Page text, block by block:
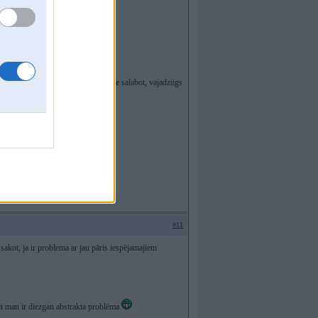
ar tekstu, man lūdzu šo te salabot, vajadziigs
izmaksas.
#11
ja ir problema ar jau pāris iespējamajiem
man ir diezgan abstrakta problēma